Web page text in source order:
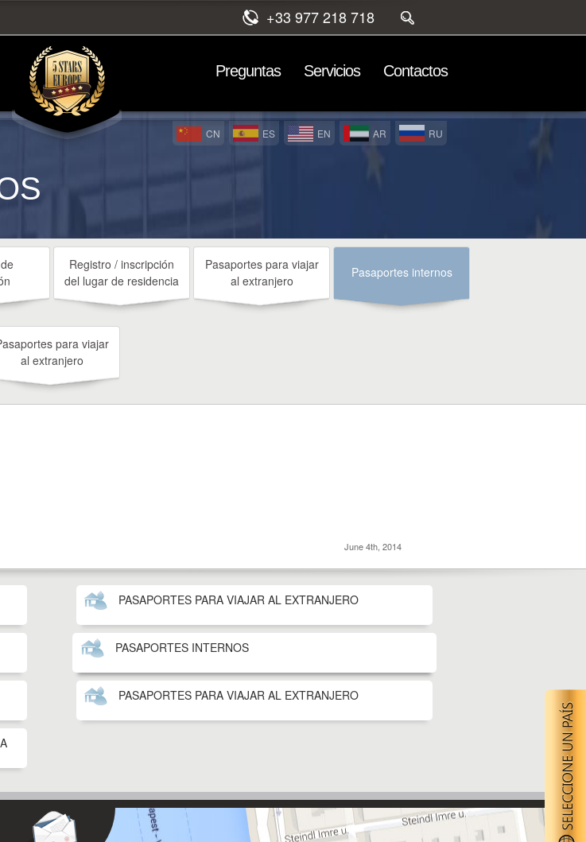
+33 977 218 718
Preguntas Servicios Contactos
RU
AR
EN
ES
CN
Registro / inscripción
del lugar de residencia
Pasaportes para viajar
al extranjero
Pasaportes internos
para viajar
al extranjero
June 4th, 2014
PASAPORTES PARA VIAJAR AL EXTRANJERO
PASAPORTES INTERNOS
PASAPORTES PARA VIAJAR AL EXTRANJERO